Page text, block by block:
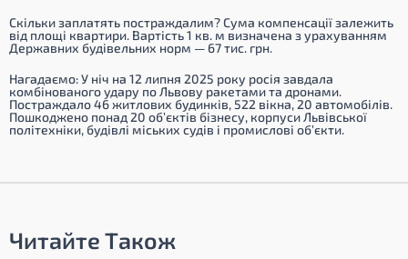
Скільки заплатять постраждалим? Сума компенсації залежить
від площі квартири. Вартість 1 кв. м визначена з урахуванням
Державних будівельних норм — 67 тис. грн.
Нагадаємо: У ніч на 12 липня 2025 року росія завдала
комбінованого удару по Львову ракетами та дронами.
Постраждало 46 житлових будинків, 522 вікна, 20 автомобілів.
Пошкоджено понад 20 об’єктів бізнесу, корпуси Львівської
політехніки, будівлі міських судів і промислові об’єкти.
Читайте Також